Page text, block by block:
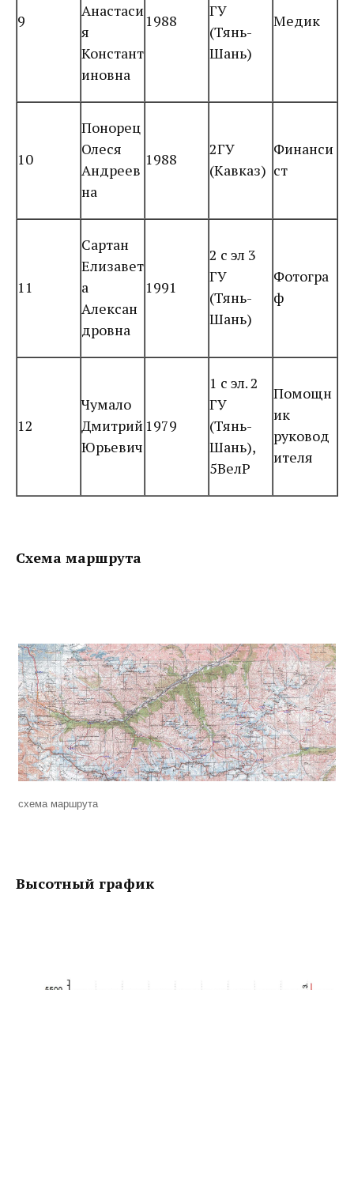
9
Анастаси
я
Констант
иновна
1988
ГУ
(Тянь-
Шань)
Медик
10
Понорец
Олеся
Андреев
на
1988
2ГУ
(Кавказ)
Финанси
ст
11
Сартан
Елизавет
а
Алексан
дровна
1991
2 с эл 3
ГУ
(Тянь-
Шань)
Фотогра
ф
12
Чумало
Дмитрий
Юрьевич
1979
1 с эл. 2
ГУ
(Тянь-
Шань),
5ВелР
Помощн
ик
руковод
ителя
Схема маршрута
схема маршрута
Высотный график